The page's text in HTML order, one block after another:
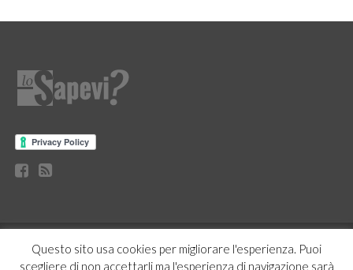
CASA E CUCINA
Questo sito usa cookies per migliorare l'esperienza. Puoi
scegliere di non accettarli ma l'esperienza di navigazione sarà